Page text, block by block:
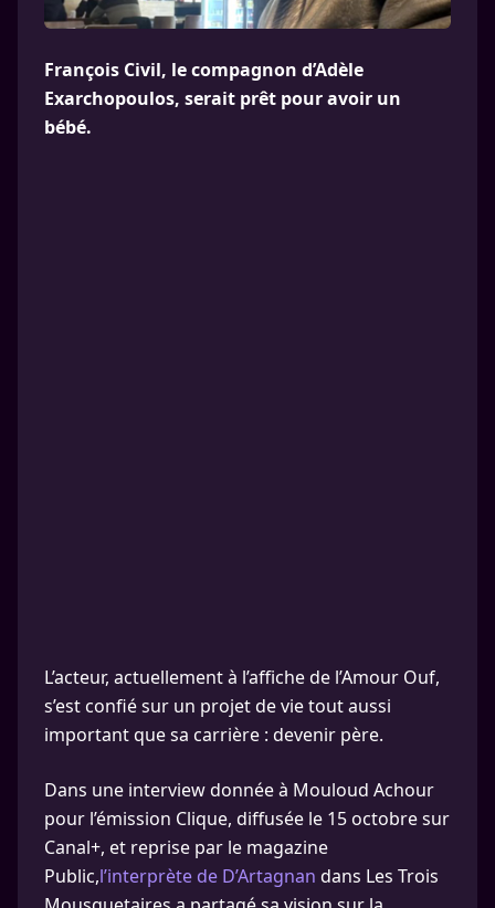
François Civil, le compagnon d’Adèle
Exarchopoulos, serait prêt pour avoir un
bébé.
L’acteur, actuellement à l’affiche de l’Amour Ouf,
s’est confié sur un projet de vie tout aussi
important que sa carrière : devenir père.
Dans une interview donnée à Mouloud Achour
pour l’émission Clique, diffusée le 15 octobre sur
Canal+, et reprise par le magazine
Public,l’interprète de D’Artagnan dans Les Trois